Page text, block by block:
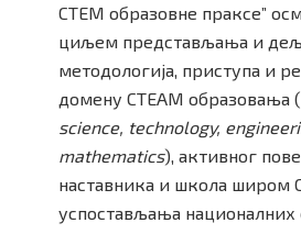
СТЕМ образовне праксе”
циљем представљања и
методологија, приступа и
домену СТЕАМ образовања
science, technology,
mathematics), активног
наставника и школа широм
успостављања